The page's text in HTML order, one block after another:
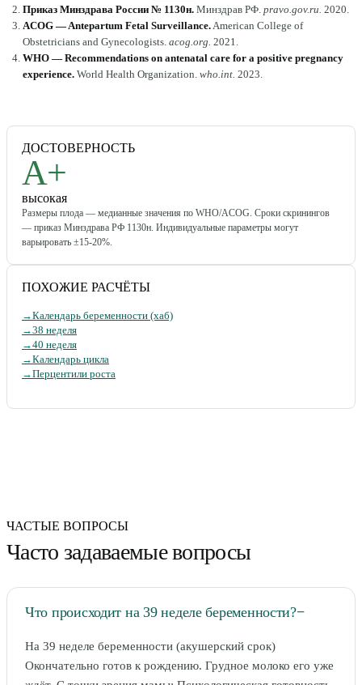
Приказ Минздрава России № 1130н. Минздрав РФ pravo.gov.ru 2020
ACOG — Antepartum Fetal Surveillance. American College of
Obstetricians and Gynecologists acog.org 2021
WHO — Recommendations on antenatal care for a positive pregnancy
experience. World Health Organization who.int 2023
ДОСТОВЕРНОСТЬ
A+
высокая
Размеры плода — медианные значения по WHO/ACOG. Сроки скринингов
— приказ Минздрава РФ 1130н. Индивидуальные параметры могут
варьировать ±15-20%.
ПОХОЖИЕ РАСЧЁТЫ
→Календарь беременности (хаб)
→38 неделя
→40 неделя
→Календарь цикла
→Перцентили роста
ЧАСТЫЕ ВОПРОСЫ
Часто задаваемые вопросы
Что происходит на 39 неделе беременности?−
На 39 неделе беременности (акушерский срок)
Окончательно готов к рождению. Грудное молоко его уже